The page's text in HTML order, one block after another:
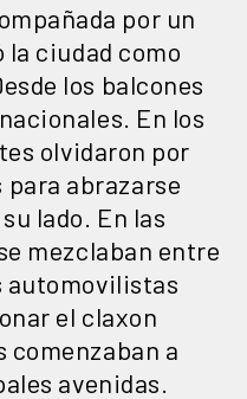
por un
ciudad como
los balcones
En los
olvidaron por
para abrazarse
lado. En las
mezclaban entre
automovilistas
el claxon
comenzaban a
avenidas.